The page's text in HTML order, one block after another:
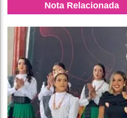
Nota Relacionada